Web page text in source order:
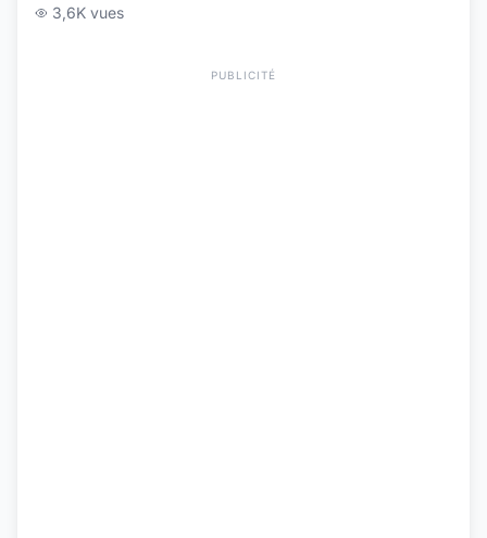
3,6K vues
PUBLICITÉ